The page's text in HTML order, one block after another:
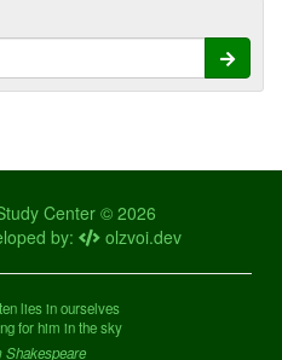
Center © 2026
by: olzvoi.dev
lies in ourselves
for him in the sky